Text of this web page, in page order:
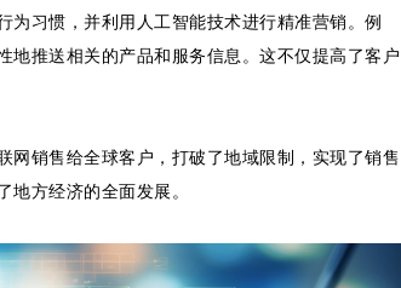
习惯，并利用人工智能技术进行精准营销。例
地推送相关的产品和服务信息。这不仅提高了客户
网销售给全球客户，打破了地域限制，实现了销售
方经济的全面发展。